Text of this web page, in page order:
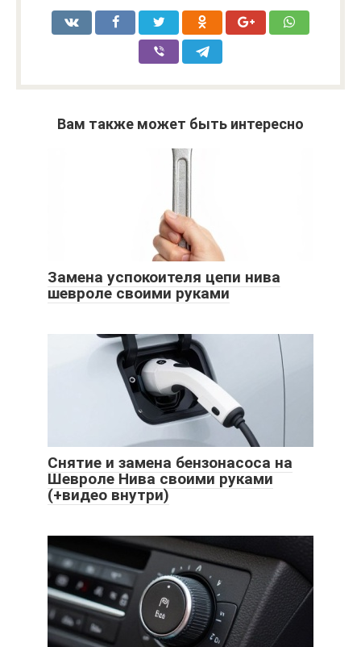
Вам также может быть интересно
Замена успокоителя цепи нива
шевроле своими руками
Снятие и замена бензонасоса на
Шевроле Нива своими руками
(+видео внутри)